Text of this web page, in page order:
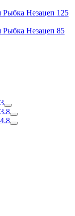
Рыбка Незацеп 125
Рыбка Незацеп 85